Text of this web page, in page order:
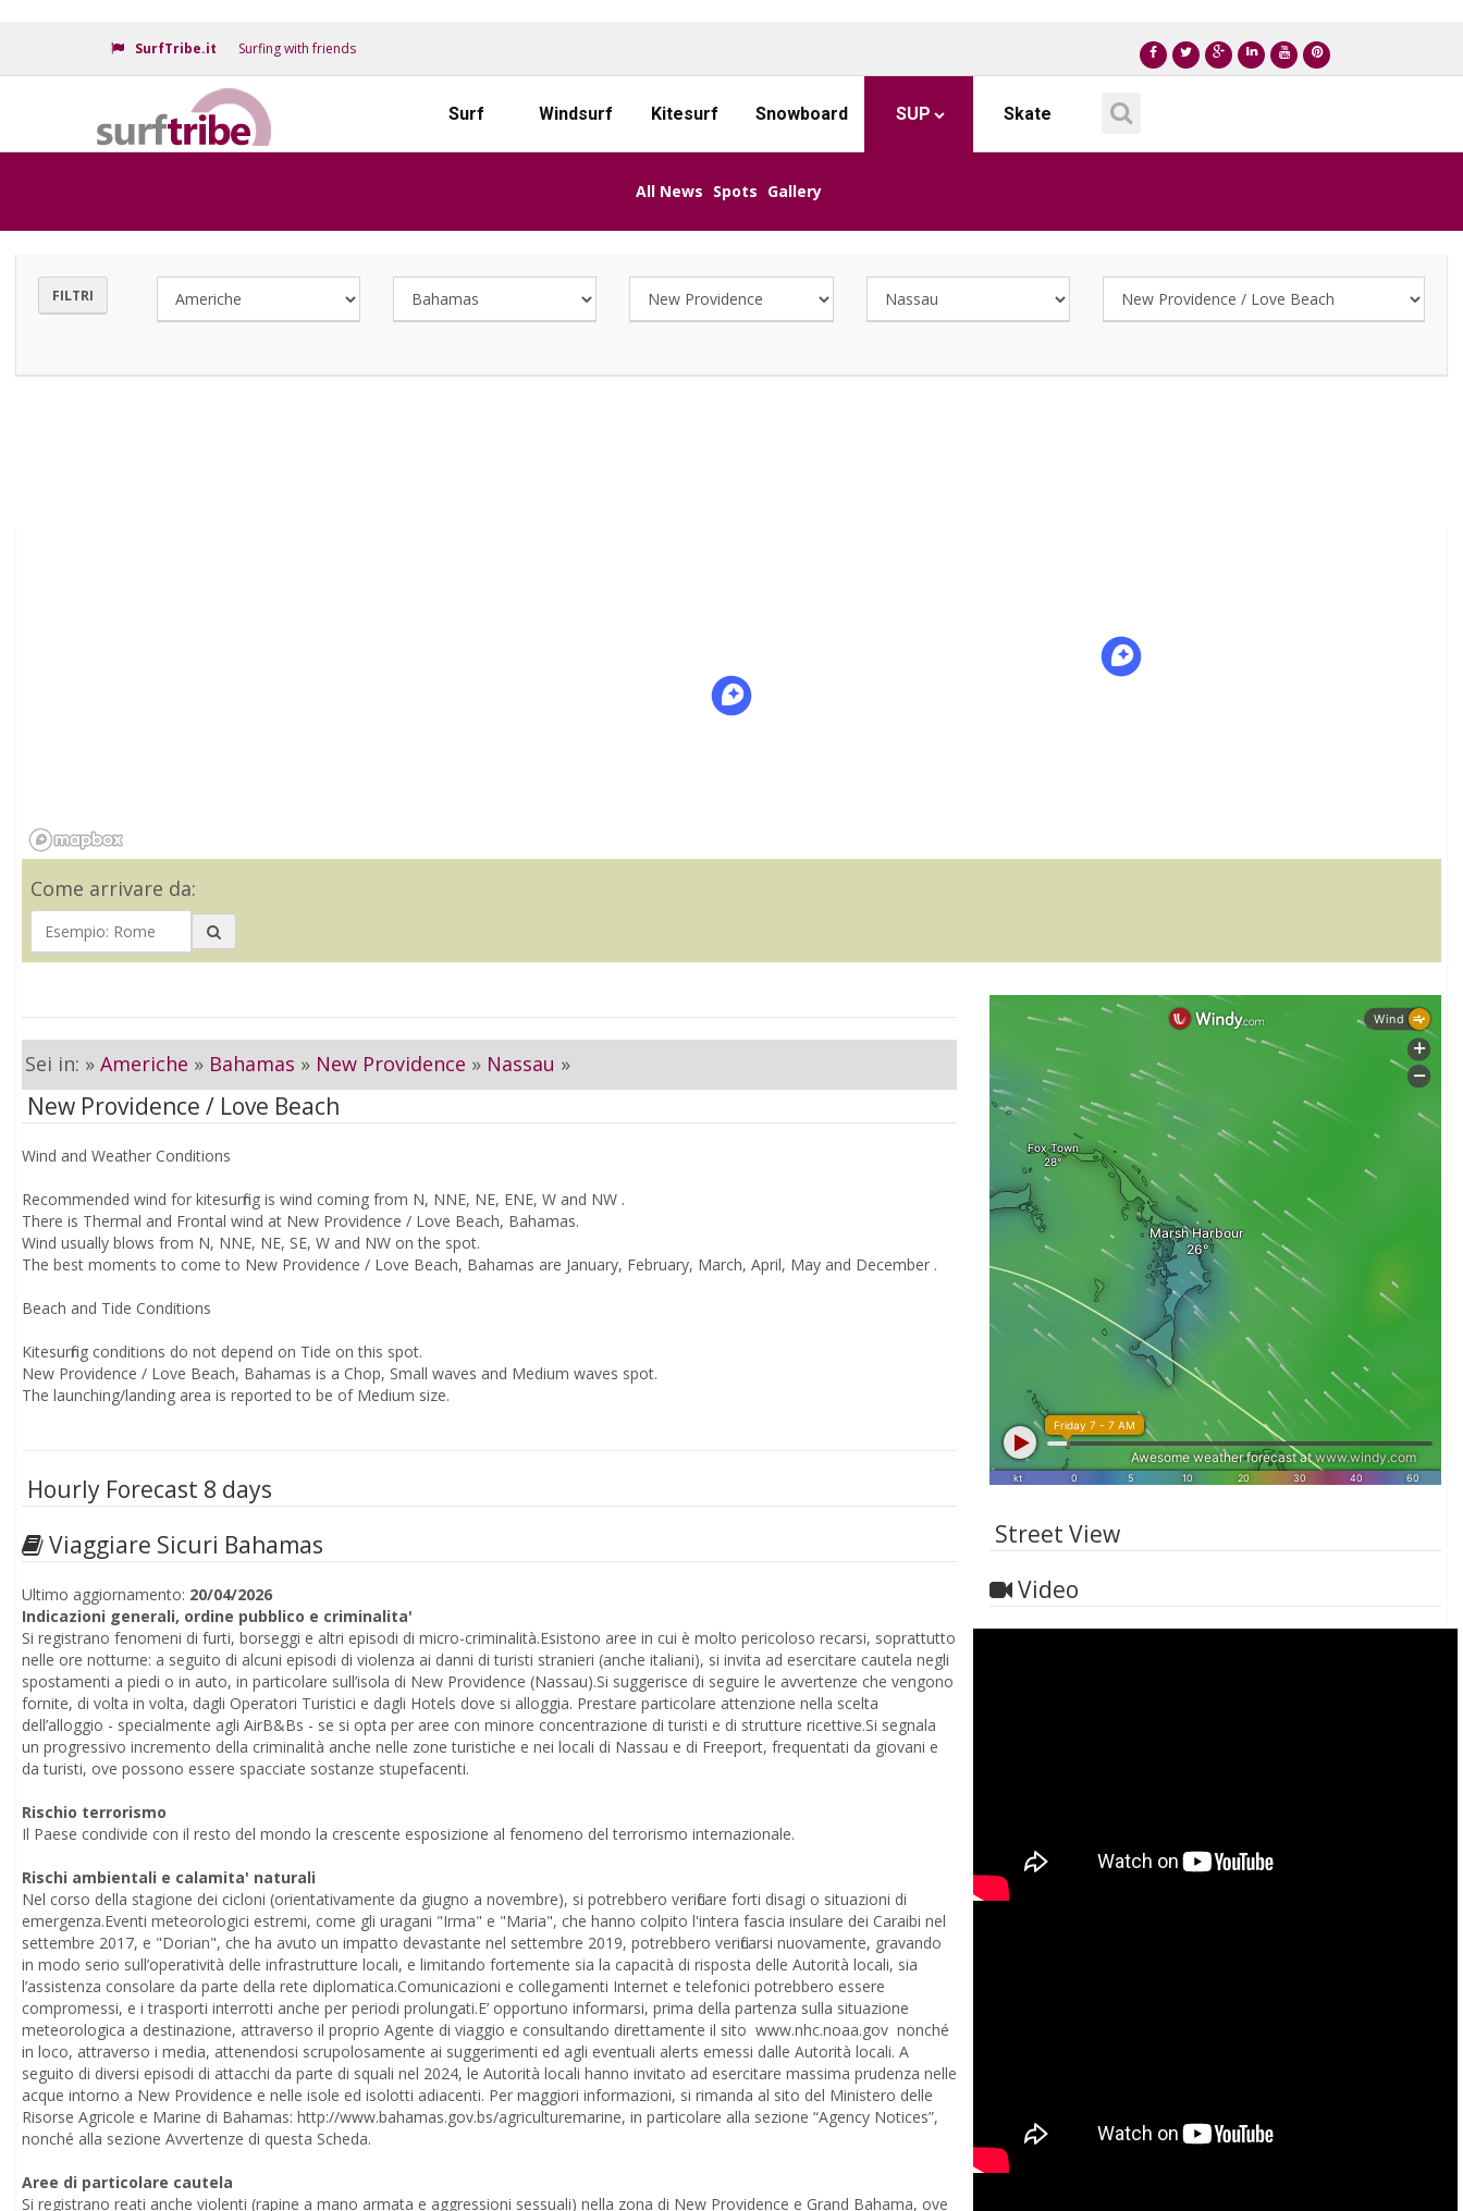
SurfTribe.it Surfing with friends
Surf Windsurf Kitesurf Snowboard SUP Skate
All News Spots Gallery
FILTRI
Come arrivare da:
Sei in: » Americhe » Bahamas » New Providence » Nassau »
New Providence / Love Beach
Wind and Weather Conditions
Recommended wind for kitesurfing is wind coming from N, NNE, NE, ENE, W and NW .
There is Thermal and Frontal wind at New Providence / Love Beach, Bahamas.
Wind usually blows from N, NNE, NE, SE, W and NW on the spot.
The best moments to come to New Providence / Love Beach, Bahamas are January, February, March, April, May and December .
Beach and Tide Conditions
Kitesurfing conditions do not depend on Tide on this spot.
New Providence / Love Beach, Bahamas is a Chop, Small waves and Medium waves spot.
The launching/landing area is reported to be of Medium size.
Hourly Forecast 8 days
Viaggiare Sicuri Bahamas
Ultimo aggiornamento: 20/04/2026
Indicazioni generali, ordine pubblico e criminalita'
Si registrano fenomeni di furti, borseggi e altri episodi di micro-criminalità.Esistono aree in cui è molto pericoloso recarsi, soprattutto
nelle ore notturne: a seguito di alcuni episodi di violenza ai danni di turisti stranieri (anche italiani), si invita ad esercitare cautela negli
spostamenti a piedi o in auto, in particolare sull’isola di New Providence (Nassau).Si suggerisce di seguire le avvertenze che vengono
fornite, di volta in volta, dagli Operatori Turistici e dagli Hotels dove si alloggia. Prestare particolare attenzione nella scelta
dell’alloggio - specialmente agli AirB&Bs - se si opta per aree con minore concentrazione di turisti e di strutture ricettive.Si segnala
un progressivo incremento della criminalità anche nelle zone turistiche e nei locali di Nassau e di Freeport, frequentati da giovani e
da turisti, ove possono essere spacciate sostanze stupefacenti.
Rischio terrorismo
Il Paese condivide con il resto del mondo la crescente esposizione al fenomeno del terrorismo internazionale.
Rischi ambientali e calamita' naturali
Nel corso della stagione dei cicloni (orientativamente da giugno a novembre), si potrebbero verificare forti disagi o situazioni di
emergenza.Eventi meteorologici estremi, come gli uragani "Irma" e "Maria", che hanno colpito l'intera fascia insulare dei Caraibi nel
settembre 2017, e "Dorian", che ha avuto un impatto devastante nel settembre 2019, potrebbero verificarsi nuovamente, gravando
in modo serio sull’operatività delle infrastrutture locali, e limitando fortemente sia la capacità di risposta delle Autorità locali, sia
l’assistenza consolare da parte della rete diplomatica.Comunicazioni e collegamenti Internet e telefonici potrebbero essere
compromessi, e i trasporti interrotti anche per periodi prolungati.E’ opportuno informarsi, prima della partenza sulla situazione
meteorologica a destinazione, attraverso il proprio Agente di viaggio e consultando direttamente il sito www.nhc.noaa.gov nonché
in loco, attraverso i media, attenendosi scrupolosamente ai suggerimenti ed agli eventuali alerts emessi dalle Autorità locali. A
seguito di diversi episodi di attacchi da parte di squali nel 2024, le Autorità locali hanno invitato ad esercitare massima prudenza nelle
acque intorno a New Providence e nelle isole ed isolotti adiacenti. Per maggiori informazioni, si rimanda al sito del Ministero delle
Risorse Agricole e Marine di Bahamas: http://www.bahamas.gov.bs/agriculturemarine, in particolare alla sezione “Agency Notices”,
nonché alla sezione Avvertenze di questa Scheda.
Aree di particolare cautela
Si registrano reati anche violenti (rapine a mano armata e aggressioni sessuali) nella zona di New Providence e Grand Bahama, ove
Street View
Video